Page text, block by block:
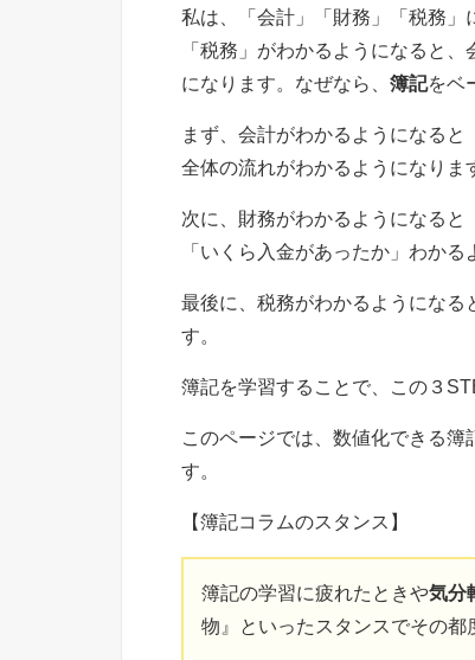
私は、「会計」「財務」「税務」
「税務」がわかるようになると
になります。なぜなら、 簿記をベ
まず、会計がわかるようになる
全体の流れがわかるようになりま
次に、財務がわかるようになると
「いくら入金があったか」わかる
最後に、税務がわかるようになる
す。
簿記を学習することで、この３
このページでは、数値化できる簿
す。
【簿記コラムのスタンス】
簿記の学習に疲れたときや気分
物』といったスタンスでその都